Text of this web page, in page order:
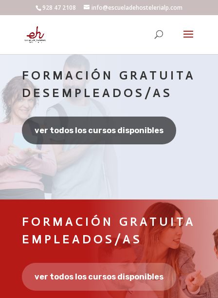
928 47 2108 info@escueladehostelerialp.com
FORMACIÓN GRATUITA
DESEMPLEADOS/AS
ver todos los cursos disponibles
FORMACIÓN GRATUITA
EMPLEADOS/AS
ver todos los cursos disponibles